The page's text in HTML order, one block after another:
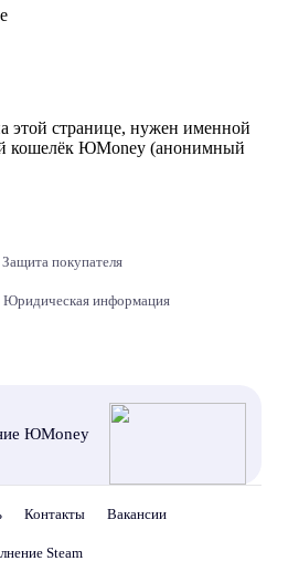
этой странице, нужен именной
кошелёк ЮMoney (анонимный
Защита покупателя
Юридическая информация
ЮMoney
Контакты Вакансии
Steam